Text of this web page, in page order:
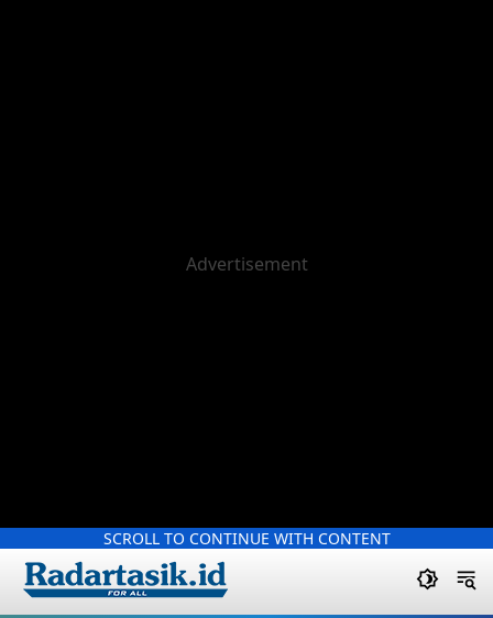
SCROLL TO CONTINUE WITH CONTENT